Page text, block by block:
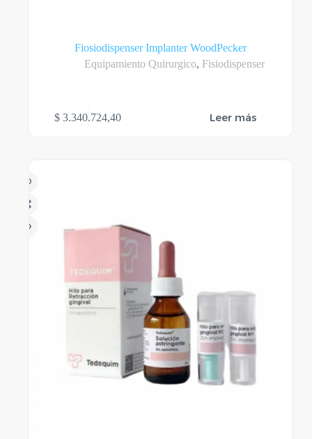
Fiosiodispenser Implanter WoodPecker
Equipamiento Quirurgico, Fisiodispenser
$ 3.340.724,40 Leer más